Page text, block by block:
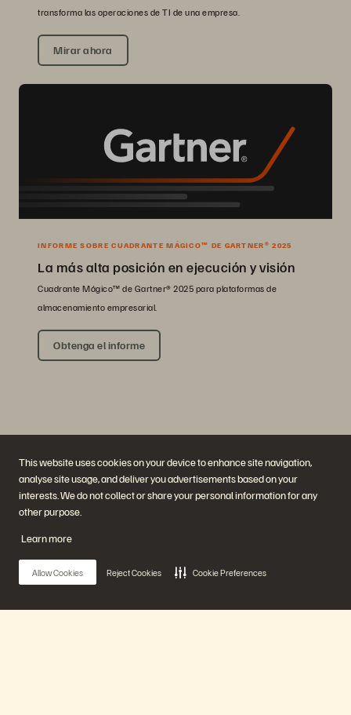
This website uses cookies on your device to enhance site navigation,
analyse site usage, and deliver you advertisements based on your
interests. We do not collect or share your personal information for any
other purpose.
Learn more
Allow Cookies Reject Cookies Cookie Preferences
transforma las operaciones de TI de una empresa.
Mirar ahora
INFORME SOBRE CUADRANTE MÁGICO™ DE GARTNER® 2025
La más alta posición en ejecución y visión
Cuadrante Mágico™ de Gartner® 2025 para plataformas de
almacenamiento empresarial.
Obtenga el informe
Empresa
Carreras profesionales
Liderazgo
Ubicaciones
Soluciones
Computación de alto